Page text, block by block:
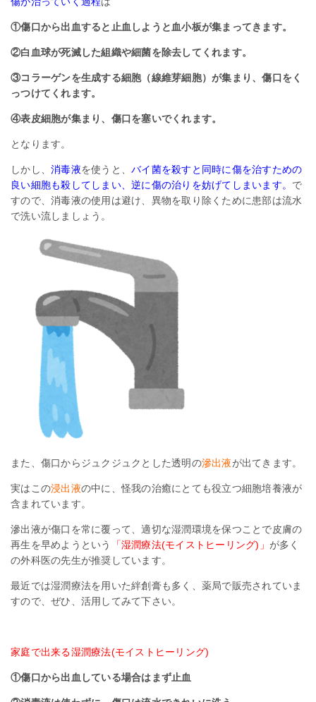
①傷口から出血すると止血しようと血小板が集まってきます。
②白血球が死滅した組織や細菌を除去してくれます。
③コラーゲンを生成する細胞（線維芽細胞）が集まり、傷口をく
っつけてくれます。
④表皮細胞が集まり、傷口を塞いでくれます。
となります。
しかし、 消毒液を使うと、 バイ菌を殺すと同時に傷を治すための
良い細胞も殺してしまい、逆に傷の治りを妨げてしまいます。 で
すので、消毒液の使用は避け、異物を取り除くために患部は流水
で洗い流しましょう。
また、傷口からジュクジュクとした透明の滲出液が出てきます。
実はこの浸出液の中に、怪我の治癒にとても役立つ細胞培養液が
含まれています。
滲出液が傷口を常に覆って、適切な湿潤環境を保つことで皮膚の
再生を早めようという
「湿潤療法(モイストヒーリング)」 が多く
の外科医の先生が推奨しています。
最近では湿潤療法を用いた絆創膏も多く、薬局で販売されていま
すので、ぜひ、活用してみて下さい。
家庭で出来る湿潤療法(モイストヒーリング)
①傷口から出血している場合はまず止血